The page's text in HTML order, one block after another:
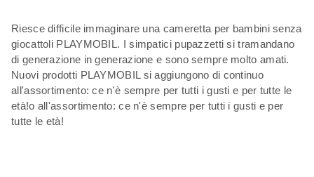
Riesce difficile immaginare una cameretta per bambini senza
giocattoli PLAYMOBIL. I simpatici pupazzetti si tramandano
di generazione in generazione e sono sempre molto amati.
Nuovi prodotti PLAYMOBIL si aggiungono di continuo
all'assortimento: ce n'è sempre per tutti i gusti e per tutte le
età!o all'assortimento: ce n'è sempre per tutti i gusti e per
tutte le età!